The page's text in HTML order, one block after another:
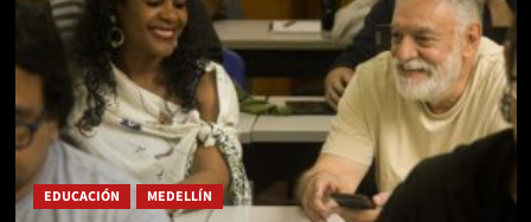
EDUCACIÓN MEDELLÍN